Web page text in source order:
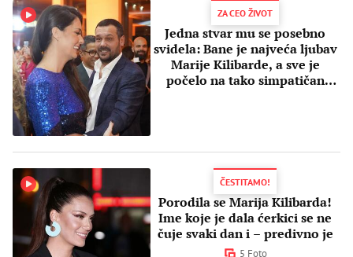
ZA CEO ŽIVOT
Jedna stvar mu se posebno
svidela: Bane je najveća ljubav
Marije Kilibarde, a sve je
počelo na tako simpatičan
ČESTITAMO!
Porodila se Marija Kilibarda!
Ime koje je dala ćerkici se ne
čuje svaki dan i – predivno je
5 Foto